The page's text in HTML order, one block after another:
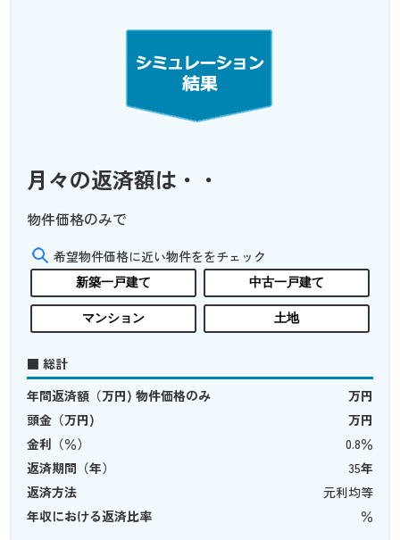
月々の返済額は・・
物件価格のみで
希望物件価格に近い物件ををチェック
新築一戸建て 中古一戸建て
マンション 土地
■ 総計
年間返済額（万円) 物件価格のみ
万円
頭金（万円)
万円
金利（％）
0.8％
返済期間（年）
35年
返済方法
元利均等
年収における返済比率
％